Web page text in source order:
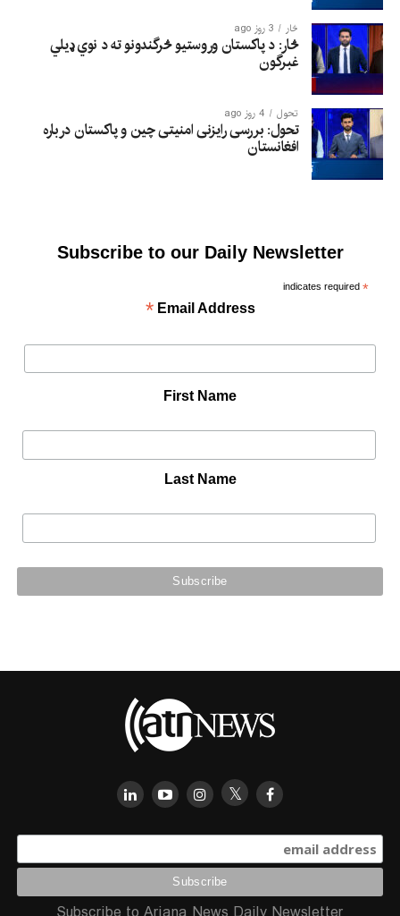
څار 3 روز ago
څار: د پاکستان وروستیو څرگندونو ته د نوي ډیلي
غبرگون
تحول 4 روز ago
تحول: بررسی رایزنی امنیتی چین و پاکستان درباره
افغانستان
Subscribe to our Daily Newsletter
*
indicates required
Email Address
*
First Name
Last Name